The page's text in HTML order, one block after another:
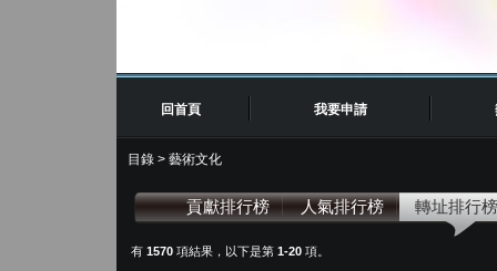
回首頁 我要申請
目錄 > 藝術文化
貢獻排行榜 人氣排行榜 轉址排行榜
有 1570 項結果，以下是第 1-20 項。